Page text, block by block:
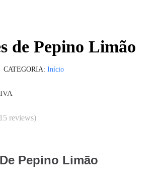
de Pepino Limão
CATEGORIA Início
reviews)
Pepino Limão